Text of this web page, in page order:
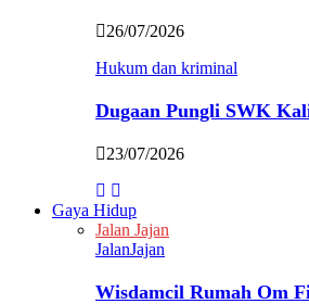
26/07/2026
Hukum dan kriminal
Dugaan Pungli SWK
23/07/2026
Gaya Hidup
Jalan Jajan
JalanJajan
Wisdamcil Rumah Om